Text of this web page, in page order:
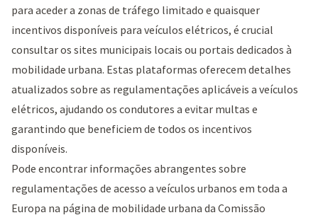
para aceder a zonas de tráfego limitado e quaisquer
incentivos disponíveis para veículos elétricos, é crucial
consultar os sites municipais locais ou portais dedicados à
mobilidade urbana. Estas plataformas oferecem detalhes
atualizados sobre as regulamentações aplicáveis a veículos
elétricos, ajudando os condutores a evitar multas e
garantindo que beneficiem de todos os incentivos
disponíveis.
Pode encontrar informações abrangentes sobre
regulamentações de acesso a veículos urbanos em toda a
Europa na página de mobilidade urbana da Comissão